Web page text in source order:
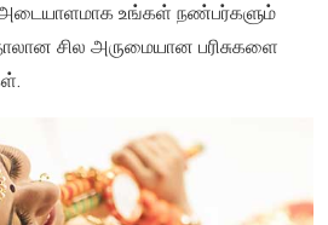
உங்கள் நண்பர்களும்
சில அருமையான பரிசுகளை